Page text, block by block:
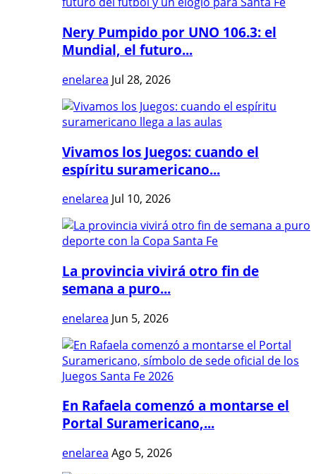
Nery Pumpido por UNO 106.3: el
Mundial, el futuro...
enelarea Jul 28, 2026
Vivamos los Juegos: cuando el
espíritu suramericano...
enelarea Jul 10, 2026
La provincia vivirá otro fin de
semana a puro...
enelarea Jun 5, 2026
En Rafaela comenzó a montarse el
Portal Suramericano,...
enelarea Ago 5, 2026